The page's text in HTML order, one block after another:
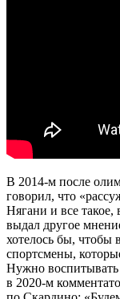
В 2014-м после
говорил, что
Нягани и все такое,
выдал другое
хотелось бы, чтобы
спортсмены,
Нужно воспитывать
в 2020-м